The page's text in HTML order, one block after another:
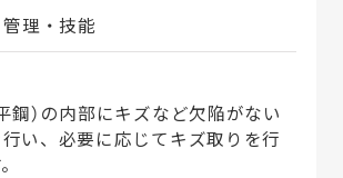
管理・技能
鋼）の内部にキズなど欠陥がない
い、必要に応じてキズ取りを行